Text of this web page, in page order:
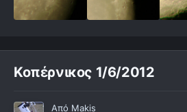
Κοπέρνικος 1/6/2012
Από Makis